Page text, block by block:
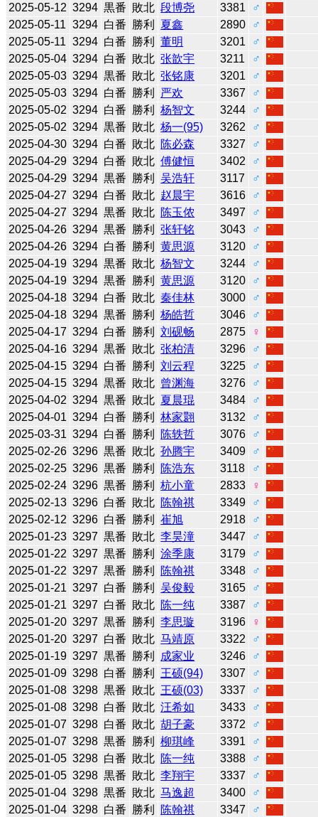
2025-05-12 3294 黒番 敗北 段博尧 3381
♂
2025-05-11 3294 白番 勝利 夏鑫 2890
♂
2025-05-11 3294 白番 勝利 董明 3201
♂
2025-05-04 3294 白番 敗北 张歆宇 3211
♂
2025-05-03 3294 黒番 敗北 张铭康 3201
♂
2025-05-03 3294 白番 勝利 严欢 3367
♂
2025-05-02 3294 白番 勝利 杨智文 3244
♂
2025-05-02 3294 黒番 敗北 杨一(95) 3262
♂
2025-04-30 3294 白番 敗北 陈必森 3327
♂
2025-04-29 3294 白番 敗北 傅健恒 3402
♂
2025-04-29 3294 黒番 勝利 吴浩轩 3117
♂
2025-04-27 3294 白番 敗北 赵晨宇 3616
♂
2025-04-27 3294 黒番 敗北 陈玉侬 3497
♂
2025-04-26 3294 黒番 勝利 张轩铭 3043
♂
2025-04-26 3294 白番 勝利 黄思源 3120
♂
2025-04-19 3294 黒番 敗北 杨智文 3244
♂
2025-04-19 3294 黒番 勝利 黄思源 3120
♂
2025-04-18 3294 白番 敗北 秦佳林 3000
♂
2025-04-18 3294 黒番 勝利 杨皓哲 3046
♂
2025-04-17 3294 白番 勝利 刘砚畅 2875
♀
2025-04-16 3294 黒番 敗北 张柏清 3296
♂
2025-04-15 3294 白番 勝利 刘云程 3225
♂
2025-04-15 3294 黒番 敗北 曾渊海 3276
♂
2025-04-02 3294 黒番 敗北 夏晨琨 3484
♂
2025-04-01 3294 白番 勝利 林家翾 3132
♂
2025-03-31 3294 白番 勝利 陈轶哲 3076
♂
2025-02-26 3296 黒番 敗北 孙腾宇 3409
♂
2025-02-25 3296 黒番 勝利 陈浩东 3118
♂
2025-02-24 3296 黒番 勝利 杭小童 2833
♀
2025-02-13 3296 白番 敗北 陈翰祺 3349
♂
2025-02-12 3296 白番 勝利 崔旭 2918
♂
2025-01-23 3297 黒番 敗北 李昊潼 3447
♂
2025-01-22 3297 黒番 勝利 涂季康 3179
♂
2025-01-22 3297 黒番 勝利 陈翰祺 3348
♂
2025-01-21 3297 白番 勝利 吴俊毅 3165
♂
2025-01-21 3297 白番 敗北 陈一纯 3387
♂
2025-01-20 3297 黒番 勝利 李思璇 3196
♀
2025-01-20 3297 白番 敗北 马靖原 3322
♂
2025-01-19 3297 黒番 勝利 成家业 3246
♂
2025-01-09 3298 白番 勝利 王硕(94) 3307
♂
2025-01-08 3298 黒番 敗北 王硕(03) 3337
♂
2025-01-08 3298 白番 敗北 汪希如 3433
♂
2025-01-07 3298 白番 敗北 胡子豪 3372
♂
2025-01-07 3298 黒番 勝利 柳琪峰 3391
♂
2025-01-05 3298 白番 敗北 陈一纯 3388
♂
2025-01-05 3298 黒番 敗北 李翔宇 3337
♂
2025-01-04 3298 黒番 敗北 马逸超 3400
♂
2025-01-04 3298 白番 勝利 陈翰祺 3347 ♂